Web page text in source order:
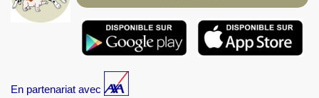
En partenariat avec